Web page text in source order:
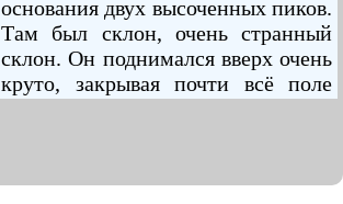
основания двух высоченных пиков.
Там был склон, очень странный
склон. Он поднимался вверх очень
круто, закрывая почти всё поле